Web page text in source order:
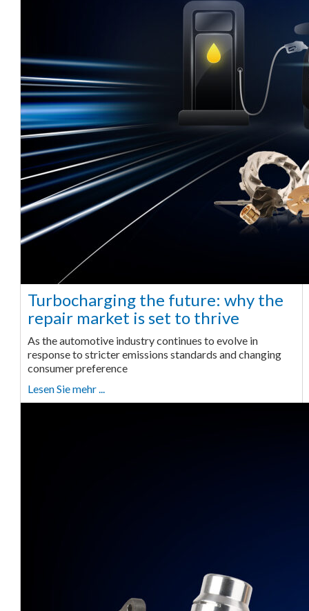
Turbocharging the future: why the
repair market is set to thrive
As the automotive industry continues to evolve in
response to stricter emissions standards and changing
consumer preference
Lesen Sie mehr ...